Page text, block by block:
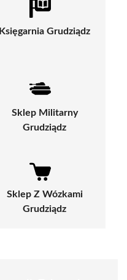
Księgarnia Grudziądz
Sklep Militarny
Grudziądz
Sklep Z Wózkami
Grudziądz